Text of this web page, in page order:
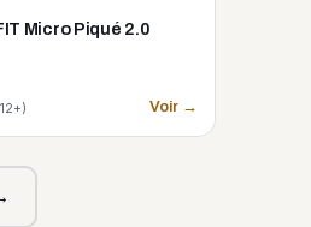
Micro Piqué 2.0
Voir →